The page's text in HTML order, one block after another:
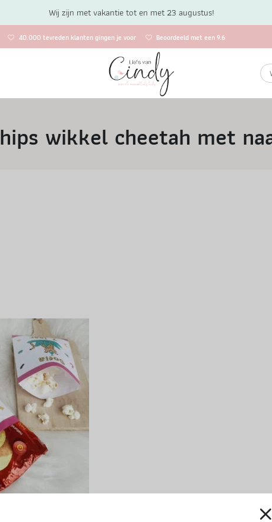
40.000 tevreden klanten gingen je voor Beoordeeld met een 9.6
wikkel cheetah met
Wij zijn met vakantie tot en met 23 augustus!